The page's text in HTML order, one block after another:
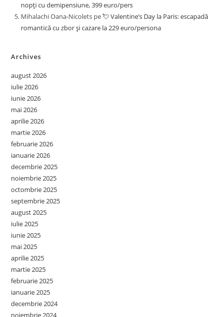
nopți cu demipensiune, 399 euro/pers
Mihalachi Oana-Nicolets pe💘 Valentine’s Day la Paris: escapadă
romantică cu zbor și cazare la 229 euro/persona
Archives
august 2026
iulie 2026
iunie 2026
mai 2026
aprilie 2026
martie 2026
februarie 2026
ianuarie 2026
decembrie 2025
noiembrie 2025
octombrie 2025
septembrie 2025
august 2025
iulie 2025
iunie 2025
mai 2025
aprilie 2025
martie 2025
februarie 2025
ianuarie 2025
decembrie 2024
noiembrie 2024